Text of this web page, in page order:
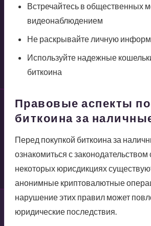
Встречайтесь в общественных
видеонаблюдением
Не раскрывайте личную
Используйте надежные
биткоина
Правовые аспекты
биткоина за
Перед покупкой биткоина за
ознакомиться с
некоторых юрисдикциях
анонимные криптовалютные
нарушение этих правил может
юридические последствия.